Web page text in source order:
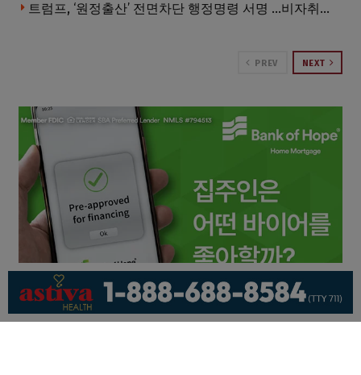
트럼프, ‘원정출산’ 전면차단 행정명령 서명 …비자취소·입국금지·추방까지
PREV NEXT